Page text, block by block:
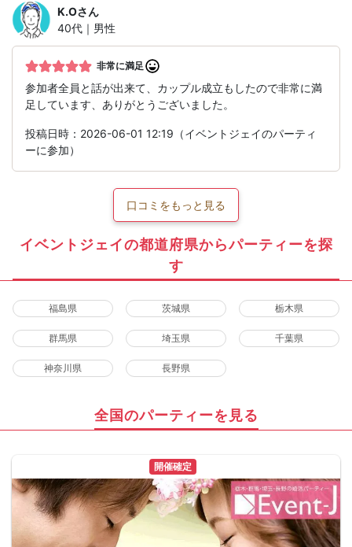
K.Oさん
40代｜男性
非常に満足
参加者全員と話が出来て、カップル成立もしたので非常に満
足しています、ありがとうございました。
投稿日時：2026-06-01 12:19（イベントジェイのパーティ
ーに参加）
口コミをもっと見る
イベントジェイの都道府県からパーティーを探
す
福島県 茨城県 栃木県
群馬県 埼玉県 千葉県
神奈川県 長野県
全国のパーティーを見る
開催確定